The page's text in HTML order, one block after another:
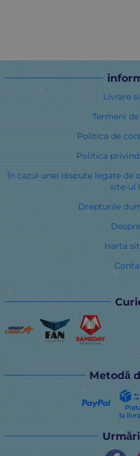
Livrare
Termeni
Politica de
Politica
În cazul unei dispute legate de
site-ul
Drepturile
Harta
Metodă